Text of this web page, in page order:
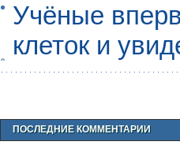
Учёные
клеток и
ПОСЛЕДНИЕ КОММЕНТАРИИ